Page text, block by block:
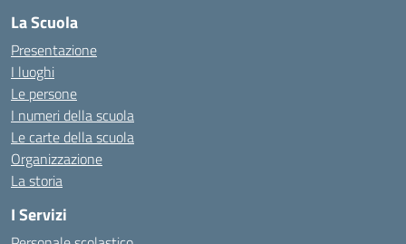
La Scuola
Presentazione
I luoghi
Le persone
I numeri della scuola
Le carte della scuola
Organizzazione
La storia
I Servizi